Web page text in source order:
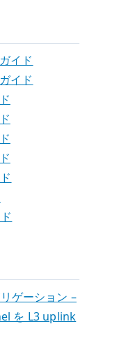
イド
イド
ゲーション –
を L3 uplink